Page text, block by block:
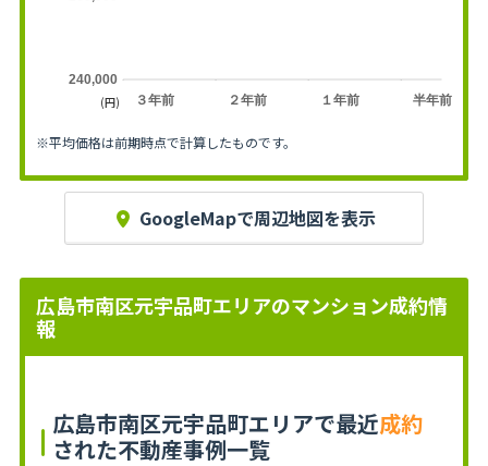
３年前 ２年前 １年前 半年前
240,000
(円)
※平均価格は前期時点で計算したものです。
GoogleMapで周辺地図を表示
広島市南区元宇品町エリアのマンション成約情
報
広島市南区元宇品町エリアで最近成約
された不動産事例一覧